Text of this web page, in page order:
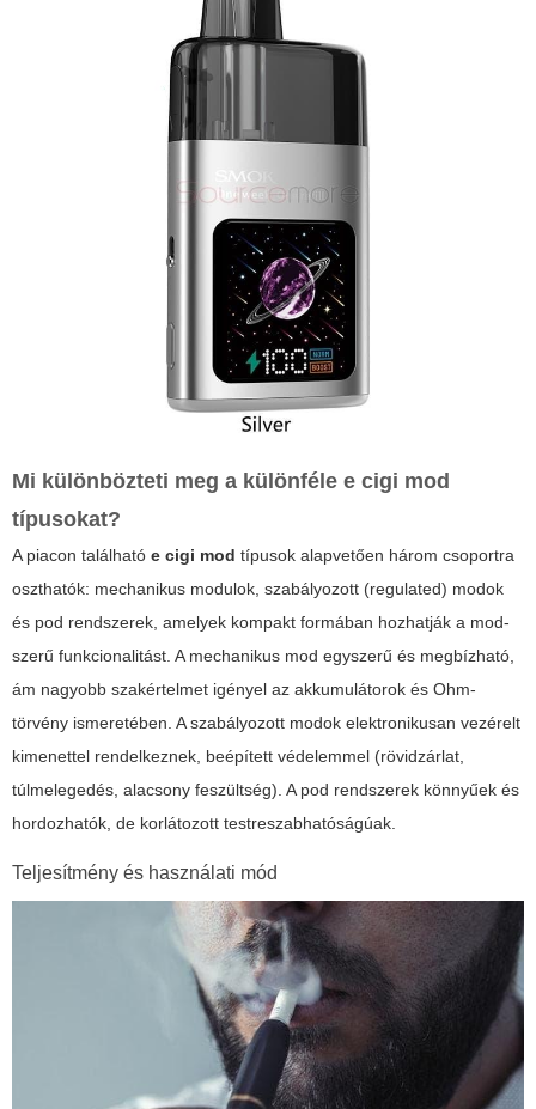
Mi különbözteti meg a különféle e cigi mod
típusokat?
A piacon található e cigi mod típusok alapvetően három csoportra
oszthatók: mechanikus modulok, szabályozott (regulated) modok
és pod rendszerek, amelyek kompakt formában hozhatják a mod-
szerű funkcionalitást. A mechanikus mod egyszerű és megbízható,
ám nagyobb szakértelmet igényel az akkumulátorok és Ohm-
törvény ismeretében. A szabályozott modok elektronikusan vezérelt
kimenettel rendelkeznek, beépített védelemmel (rövidzárlat,
túlmelegedés, alacsony feszültség). A pod rendszerek könnyűek és
hordozhatók, de korlátozott testreszabhatóságúak.
Teljesítmény és használati mód